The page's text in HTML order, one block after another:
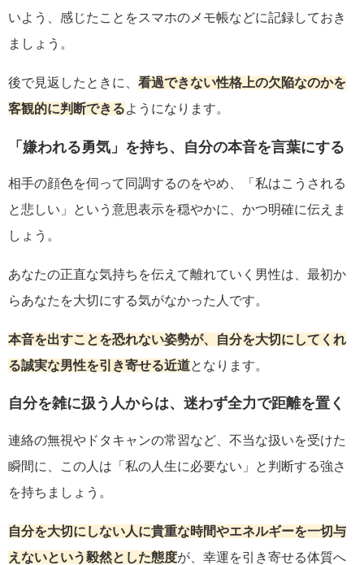
いよう、感じたことをスマホのメモ帳などに記録しておき
ましょう。
後で見返したときに、 看過できない性格上の欠陥なのかを
客観的に判断できるようになります。
「嫌われる勇気」を持ち、自分の本音を言葉にする
相手の顔色を伺って同調するのをやめ、「私はこうされる
と悲しい」という意思表示を穏やかに、かつ明確に伝えま
しょう。
あなたの正直な気持ちを伝えて離れていく男性は、最初か
らあなたを大切にする気がなかった人です。
本音を出すことを恐れない姿勢が、自分を大切にしてくれ
る誠実な男性を引き寄せる近道となります。
自分を雑に扱う人からは、迷わず全力で距離を置く
連絡の無視やドタキャンの常習など、不当な扱いを受けた
瞬間に、この人は「私の人生に必要ない」と判断する強さ
を持ちましょう。
自分を大切にしない人に貴重な時間やエネルギーを一切与
えないという毅然とした態度が、幸運を引き寄せる体質へ